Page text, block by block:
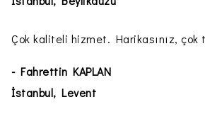
Çok kaliteli hizmet. Harikasınız, çok
- Fahrettin KAPLAN
İstanbul, Levent